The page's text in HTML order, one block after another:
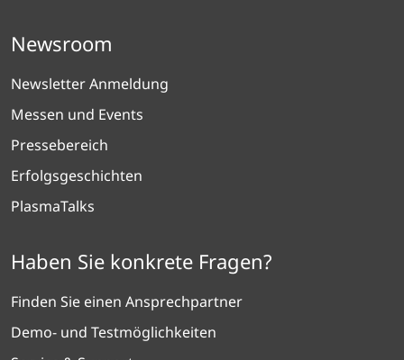
Newsroom
Newsletter Anmeldung
Messen und Events
Pressebereich
Erfolgsgeschichten
PlasmaTalks
Haben Sie konkrete Fragen?
Finden Sie einen Ansprechpartner
Demo- und Testmöglichkeiten